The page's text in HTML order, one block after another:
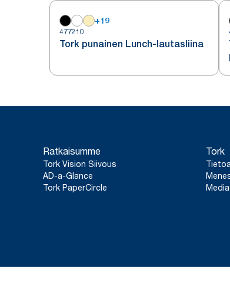
+19
477210
Tork punainen Lunch-lautasliina
Ratkaisumme
Tork Vision Siivous
AD-a-Glance
Tork PaperCircle
Tork